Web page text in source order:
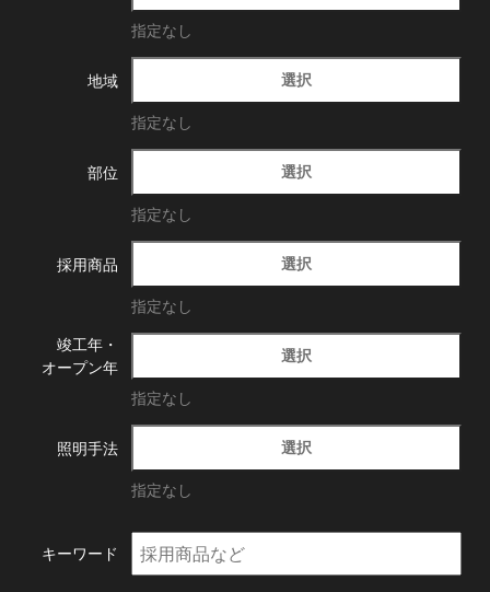
指定なし
地域 選択
指定なし
部位 選択
指定なし
採用商品 選択
指定なし
竣工年・
オープン年
選択
指定なし
照明手法 選択
指定なし
キーワード